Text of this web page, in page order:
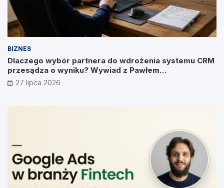
BIZNES
Dlaczego wybór partnera do wdrożenia systemu CRM
przesądza o wyniku? Wywiad z Pawłem
Prymakowskim, CEO IT Vision
27 lipca 2026